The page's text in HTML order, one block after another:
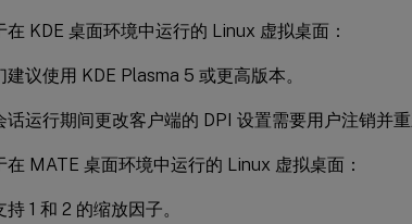
在 KDE 桌面环境中运行的 Linux 虚拟桌面：
建议使用 KDE Plasma 5 或更高版本。
话运行期间更改客户端的 DPI 设置需要用户注销并重
在 MATE 桌面环境中运行的 Linux 虚拟桌面：
持 1 和 2 的缩放因子。